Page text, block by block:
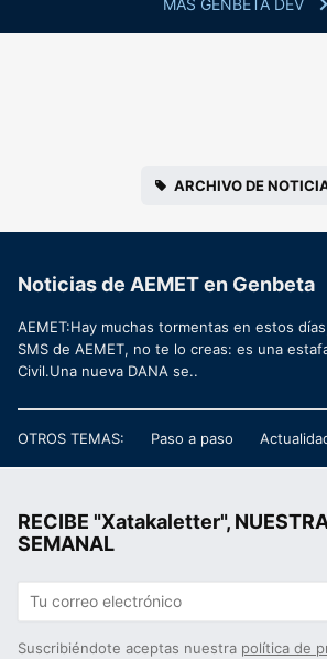
ARCHIVO DE
Noticias de AEMET en Genbeta
AEMET:Hay muchas tormentas en estos
SMS de AEMET, no te lo creas: es una
Civil.Una nueva DANA se..
OTROS TEMAS: Paso a paso
RECIBE "Xatakaletter",
SEMANAL
Suscribiéndote aceptas nuestra política de